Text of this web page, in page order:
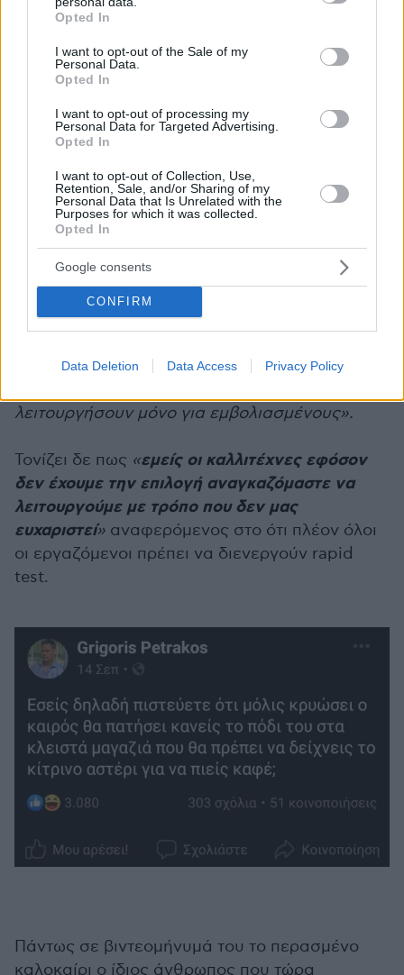
grant or deny consent to Google and its third-party tags to
use your data for below specified purposes in below Google
consent section.
Opted In
I want to opt-out of the Sale of my
Personal Data.
Opted In
I want to opt-out of processing my
Personal Data for Targeted Advertising.
Opted In
I want to opt-out of Collection, Use,
Retention, Sale, and/or Sharing of my
Personal Data that Is Unrelated with the
Purposes for which it was collected.
Opted In
Google consents
CONFIRM
Data Deletion Data Access Privacy Policy
επικρίνει, και λέει ότι
Ποσειδώνιο με την δική μου απόφαση να
εργαστώ. Και εξηγώ. Όταν η κυβέρνηση τον
Ιούλιο άνοιξε τα κέντρα διασκέδασης άφησε
στην ευχέρεια του εκάστοτε επιχειρηματία να
αποφασίσει αν θα λειτουργήσει το χώρο του
μόνο για εμβολιασμένους ή ως μικτό. Τότε ο
Πάνος Κιάμος κυκλοφόρησε ένα βίντεο που
έλεγε πως ο ίδιος και η επιχείρηση επιλέγουν
τη λειτουργία μόνο για εμβολιασμένους.
Πράγματι καταδίκασα τότε την ανακοίνωση
διότι θεωρώ απαράδεκτο ο καλλιτέχνης
και η επιχείρηση να αποκλείουν μερίδα των
καταδίκασα το δικαίωμά τους να εργαστούν,
λειτουργήσουν μόνο για εμβολιασμένους».
Τονίζει δε πως «εμείς οι καλλιτέχνες εφόσον
δεν έχουμε την επιλογή αναγκαζόμαστε να
λειτουργούμε με τρόπο που δεν μας
ευχαριστεί» αναφερόμενος στο ότι πλέον όλοι
οι εργαζόμενοι πρέπει να διενεργούν rapid
test.
Πάντως σε βιντεομήνυμά του το περασμένο
καλοκαίρι ο ίδιος άνθρωπος που τώρα